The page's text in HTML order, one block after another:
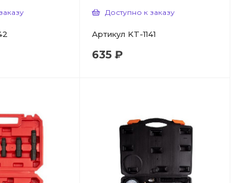
Доступно к заказу
Артикул KT-1141
635 ₽